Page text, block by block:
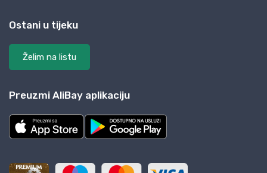
Ostani u tijeku
Želim na listu
Preuzmi AliBay aplikaciju